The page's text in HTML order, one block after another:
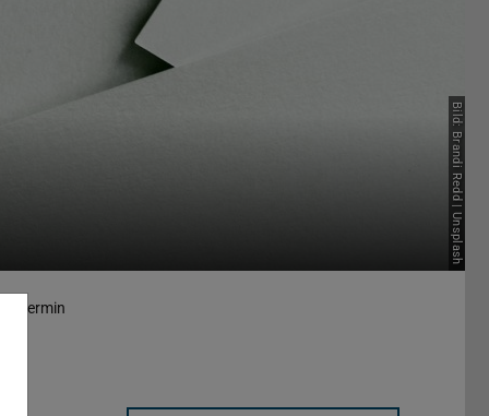
Bild: Brandi Redd | Unsplash